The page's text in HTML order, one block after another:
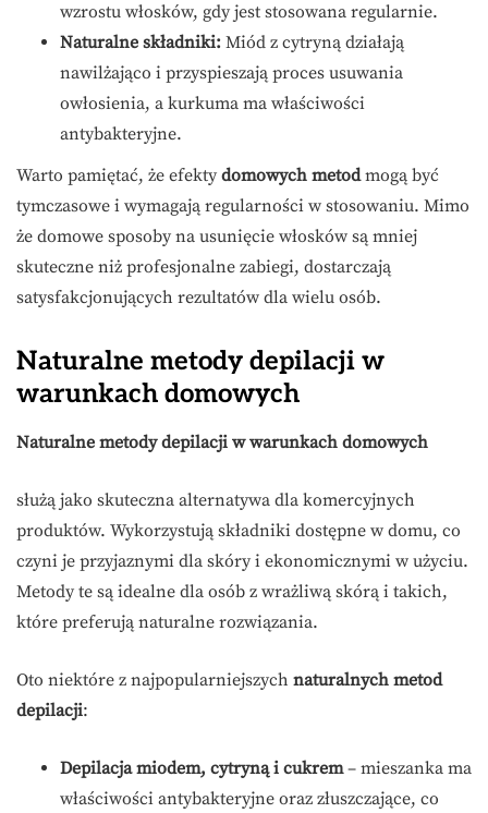
wzrostu włosków, gdy jest stosowana regularnie.
Naturalne składniki: Miód z cytryną działają
nawilżająco i przyspieszają proces usuwania
owłosienia, a kurkuma ma właściwości
antybakteryjne.
Warto pamiętać, że efekty domowych metodmogą być
tymczasowe i wymagają regularności w stosowaniu. Mimo
że domowe sposoby na usunięcie włosków są mniej
skuteczne niż profesjonalne zabiegi, dostarczają
satysfakcjonujących rezultatów dla wielu osób.
Naturalne metody depilacji w
warunkach domowych
Naturalne metody depilacji w warunkach domowych
służą jako skuteczna alternatywa dla komercyjnych
produktów. Wykorzystują składniki dostępne w domu, co
czyni je przyjaznymi dla skóry i ekonomicznymi w użyciu.
Metody te są idealne dla osób z wrażliwą skórą i takich,
które preferują naturalne rozwiązania.
Oto niektóre z najpopularniejszych naturalnych metod
depilacji:
Depilacja miodem, cytryną i cukrem– mieszanka ma
właściwości antybakteryjne oraz złuszczające, co